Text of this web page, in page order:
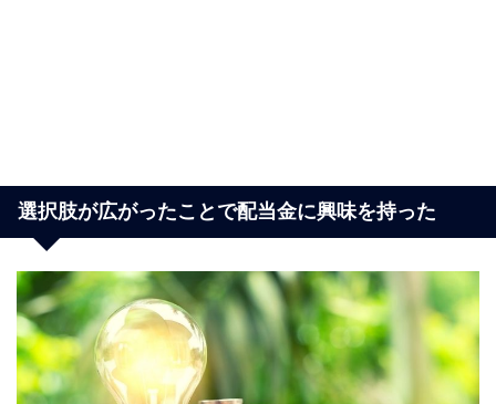
選択肢が広がったことで配当金に興味を持った